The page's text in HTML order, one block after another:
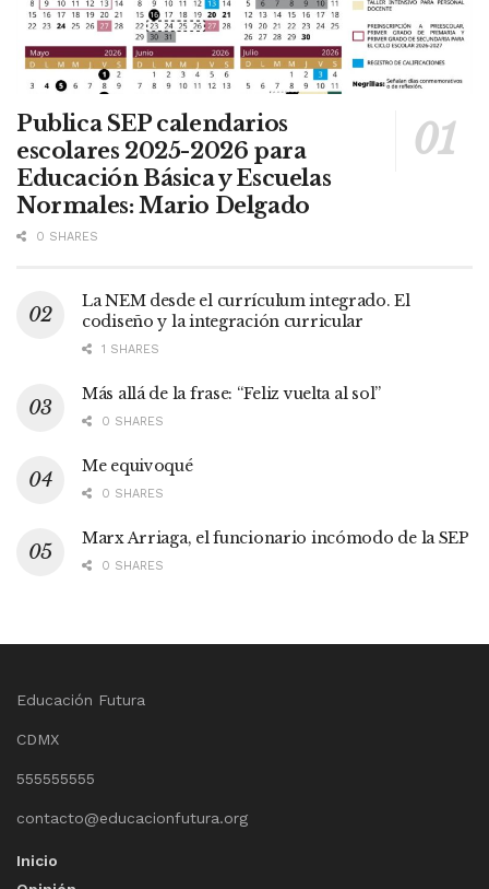
Publica SEP calendarios
escolares 2025-2026 para
Educación Básica y Escuelas
Normales: Mario Delgado
0 SHARES
La NEM desde el currículum integrado. El
codiseño y la integración curricular
1 SHARES
Más allá de la frase: “Feliz vuelta al sol”
0 SHARES
Me equivoqué
0 SHARES
Marx Arriaga, el funcionario incómodo de la SEP
0 SHARES
Educación Futura
CDMX
555555555
contacto@educacionfutura.org
Inicio